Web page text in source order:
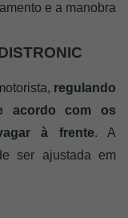
e a manobra
regulando
acordo com os
à frente. A
ser ajustada em